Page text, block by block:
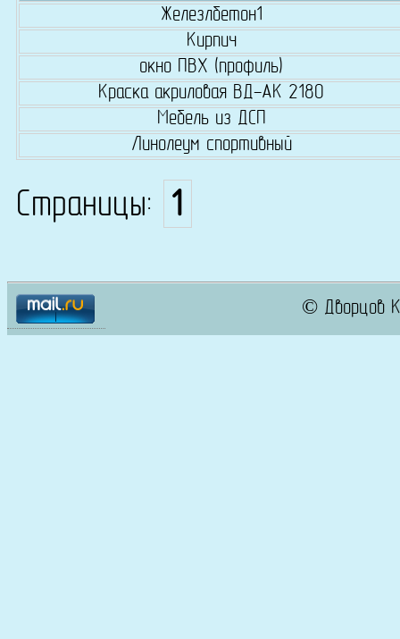
Железлбетон1
Кирпич
окно ПВХ (профиль)
Краска акриловая ВД-АК 2180
Мебель из ДСП
Линолеум спортивный
Страницы: 1
© Дворцов